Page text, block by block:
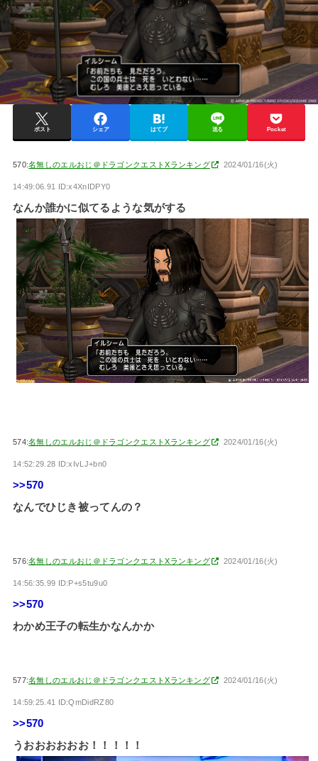
ポスト シェア はてブ 送る Pocket
570:名無しのエルおじ＠ドラゴンクエストXランキング 2024/01/16(火)
14:49:06.91 ID:x4XnIDPY0
なんか誰かに似てるような気がする
574:名無しのエルおじ＠ドラゴンクエストXランキング 2024/01/16(火)
14:52:29.28 ID:xIvLJ+bn0
>>570
なんでひじき被ってんの？
576:名無しのエルおじ＠ドラゴンクエストXランキング 2024/01/16(火)
14:56:35.99 ID:P+s5tu9u0
>>570
わかめ王子の転生かなんかか
577:名無しのエルおじ＠ドラゴンクエストXランキング 2024/01/16(火)
14:59:25.41 ID:QmDidRZ80
>>570
うおおおおおお！！！！！